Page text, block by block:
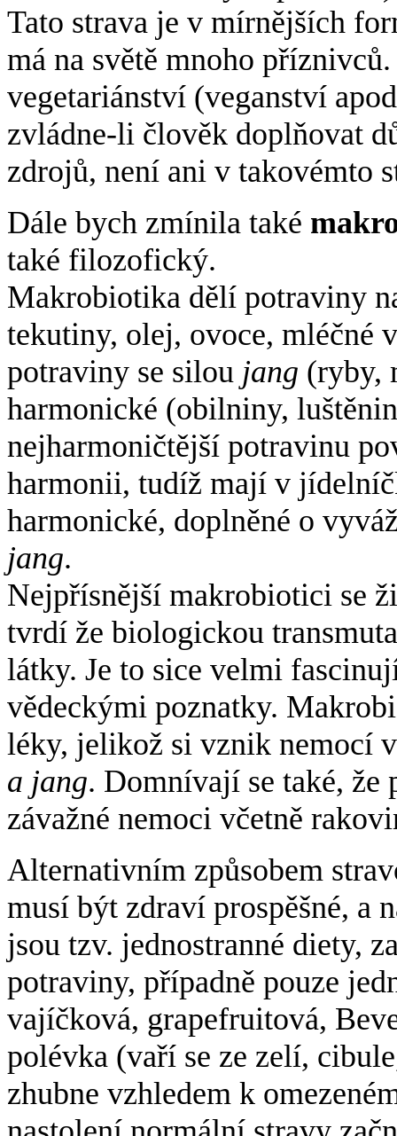
Tato strava je v mírnějších
má na světě mnoho
vegetariánství (veganství
zvládne-li člověk doplňovat
zdrojů, není ani v takovémto
Dále bych zmínila také
také filozofický.
Makrobiotika dělí potraviny
tekutiny, olej, ovoce, mléčné
potraviny se silou jang (ryby,
harmonické (obilniny,
nejharmoničtější potravinu
harmonii, tudíž mají v
harmonické, doplněné o
jang.
Nejpřísnější makrobiotici se
tvrdí že biologickou
látky. Je to sice velmi
vědeckými poznatky.
léky, jelikož si vznik nemocí
a jang. Domnívají se také, že
závažné nemoci včetně
Alternativním způsobem
musí být zdraví prospěšné, a
jsou tzv. jednostranné diety,
potraviny, případně pouze
vajíčková, grapefruitová,
polévka (vaří se ze zelí,
zhubne vzhledem k